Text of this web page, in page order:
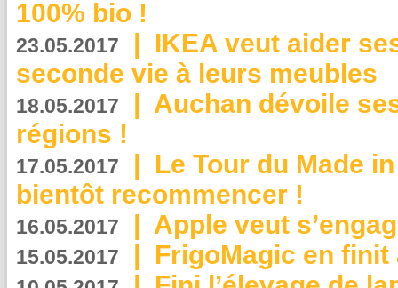
100% bio !
23.05.2017 | IKEA veut aider
seconde vie à leurs meubles
18.05.2017 | Auchan dévoile
régions !
17.05.2017 | Le Tour du Made
bientôt recommencer !
16.05.2017 | Apple veut
15.05.2017 | FrigoMagic en